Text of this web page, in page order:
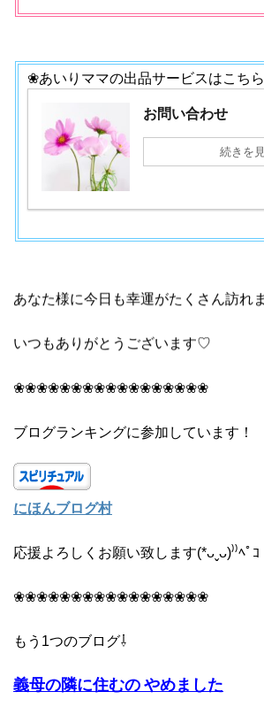
❀あいりママの出品サービスはこち
お問い合わせ
続きを
あなた様に今日も幸運がたくさん訪れ
いつもありがとうございます♡
❀❀❀❀❀❀❀❀❀❀❀❀❀❀❀❀❀
ブログランキングに参加しています！
にほんブログ村
応援よろしくお願い致します(*ᴗˬᴗ)⁾⁾ﾍﾟｺ
❀❀❀❀❀❀❀❀❀❀❀❀❀❀❀❀❀
もう1つのブログ⇩
義母の隣に住むの やめました